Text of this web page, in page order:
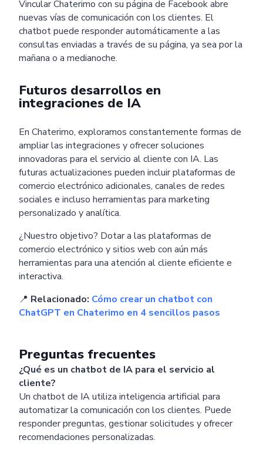
Vincular Chaterimo con su página de Facebook abre
nuevas vías de comunicación con los clientes. El
chatbot puede responder automáticamente a las
consultas enviadas a través de su página, ya sea por la
mañana o a medianoche.
Futuros desarrollos en
integraciones de IA
En Chaterimo, exploramos constantemente formas de
ampliar las integraciones y ofrecer soluciones
innovadoras para el servicio al cliente con IA. Las
futuras actualizaciones pueden incluir plataformas de
comercio electrónico adicionales, canales de redes
sociales e incluso herramientas para marketing
personalizado y analítica.
¿Nuestro objetivo? Dotar a las plataformas de
comercio electrónico y sitios web con aún más
herramientas para una atención al cliente eficiente e
interactiva.
📍 Relacionado: Cómo crear un chatbot con
ChatGPT en Chaterimo en 4 sencillos pasos
Preguntas frecuentes
¿Qué es un chatbot de IA para el servicio al
cliente?
Un chatbot de IA utiliza inteligencia artificial para
automatizar la comunicación con los clientes. Puede
responder preguntas, gestionar solicitudes y ofrecer
recomendaciones personalizadas.